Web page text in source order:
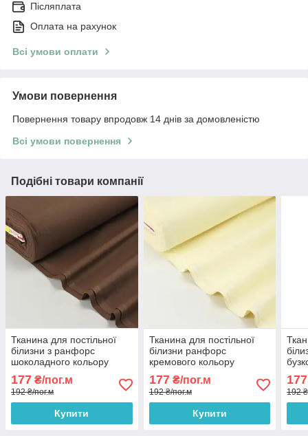
Післяплата
Оплата на рахунок
Всі умови оплати
Умови повернення
Повернення товару впродовж 14 днів за домовленістю
Всі умови повернення
Подібні товари компанії
Тканина для постільної
білизни з ранфорс
шоколадного кольору
Туреччина 240 см № WH-
0074-82
177 ₴/пог.м
192 ₴/пог.м
Купити
Тканина для постільної
білизни ранфорс
кремового кольору
Туреччина 240 см No WH-
2130-4
177₴/пог.м
192 ₴/пог.м
Купити
177
192